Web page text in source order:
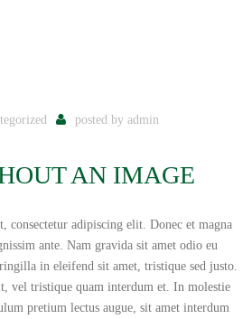
posted by admin
AN IMAGE
consectetur adipiscing elit. Donec et magna
ante. Nam gravida sit amet odio eu
in eleifend sit amet, tristique sed justo.
vel tristique quam interdum et. In molestie
pretium lectus augue, sit amet interdum